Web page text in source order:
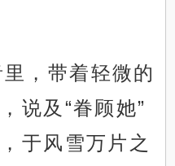
，带着轻微的
说及“眷顾她”
于风雪万片之